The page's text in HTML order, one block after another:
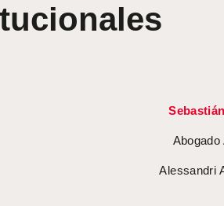
Abogado
Alessandri